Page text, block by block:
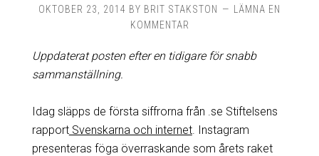
OKTOBER 23, 2014 BY BRIT STAKSTON
LÄMNA EN
KOMMENTAR
Uppdaterat posten efter en tidigare för snabb
sammanställning.
Idag släpps de första siffrorna från .se Stiftelsens
rapportSvenskarna och internet. Instagram
presenteras föga överraskande som årets raket